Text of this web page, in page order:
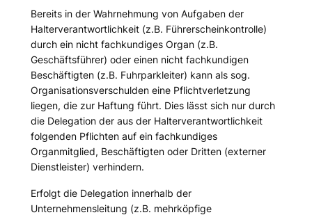
Bereits in der Wahrnehmung von Aufgaben der
Halterverantwortlichkeit (z.B. Führerscheinkontrolle)
durch ein nicht fachkundiges Organ (z.B.
Geschäftsführer) oder einen nicht fachkundigen
Beschäftigten (z.B. Fuhrparkleiter) kann als sog.
Organisationsverschulden eine Pflichtverletzung
liegen, die zur Haftung führt. Dies lässt sich nur durch
die Delegation der aus der Halterverantwortlichkeit
folgenden Pflichten auf ein fachkundiges
Organmitglied, Beschäftigten oder Dritten (externer
Dienstleister) verhindern.
Erfolgt die Delegation innerhalb der
Unternehmensleitung (z.B. mehrköpfige